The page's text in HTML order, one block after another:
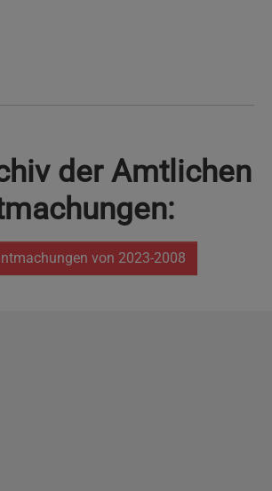
der Amtlichen
von 2023-2008